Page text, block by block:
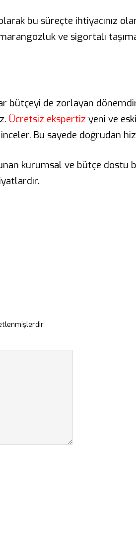
bu süreçte ihtiyacınız
ve sigortalı
bütçeyi de zorlayan
Ücretsiz ekspertiz yeni ve
Bu sayede doğrudan
kurumsal ve bütçe dostu